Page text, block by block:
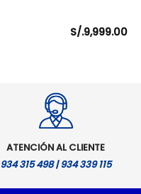
S/.9,999.00
ATENCIÓN AL CLIENTE
934 315 498 | 934 339 115